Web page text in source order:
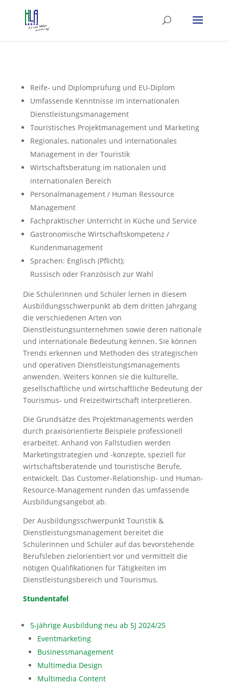
Reife- und Diplomprüfung und EU-Diplom
Umfassende Kenntnisse im internationalen
Dienstleistungsmanagement
Touristisches Projektmanagement und Marketing
Regionales, nationales und internationales
Management in der Touristik
Wirtschaftsberatung im nationalen und
internationalen Bereich
Personalmanagement / Human Ressource
Management
Fachpraktischer Unterricht in Küche und Service
Gastronomische Wirtschaftskompetenz /
Kundenmanagement
Sprachen: Englisch (Pflicht);
Russisch oder Französisch zur Wahl
Die Schülerinnen und Schüler lernen in diesem
Ausbildungsschwerpunkt ab dem dritten Jahrgang
die verschiedenen Arten von
Dienstleistungsunternehmen sowie deren nationale
und internationale Bedeutung kennen. Sie können
Trends erkennen und Methoden des strategischen
und operativen Dienstleistungsmanagements
anwenden. Weiters können sie die kulturelle,
gesellschaftliche und wirtschaftliche Bedeutung der
Tourismus- und Freizeitwirtschaft interpretieren.
Die Grundsätze des Projektmanagements werden
durch praxisorientierte Beispiele professionell
erarbeitet. Anhand von Fallstudien werden
Marketingstrategien und -konzepte, speziell für
wirtschaftsberatende und touristische Berufe,
entwickelt. Das Customer-Relationship- und Human-
Resource-Management runden das umfassende
Ausbildungsangebot ab.
Der Ausbildungsschwerpunkt Touristik &
Dienstleistungsmanagement bereitet die
Schülerinnen und Schüler auf das bevorstehende
Berufsleben zielorientiert vor und vermittelt die
nötigen Qualifikationen für Tätigkeiten im
Dienstleistungsbereich und Tourismus.
Stundentafel
5-jährige Ausbildung neu ab SJ 2024/25
Eventmarketing
Businessmanagement
Multimedia Design
Multimedia Content